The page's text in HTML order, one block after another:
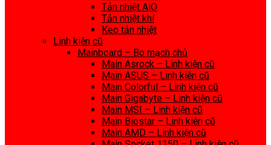
Tản nhiệt AiO
Tản nhiệt khí
Keo tản nhiệt
Linh kiện cũ
Mainboard – Bo mạch chủ
Main Asrock – Linh kiện cũ
Main ASUS – Linh kiện cũ
Main Colorful – Linh kiện cũ
Main Gigabyte – Linh kiện cũ
Main MSI – Linh kiện cũ
Main Biostar – Linh kiện cũ
Main AMD – Linh kiện cũ